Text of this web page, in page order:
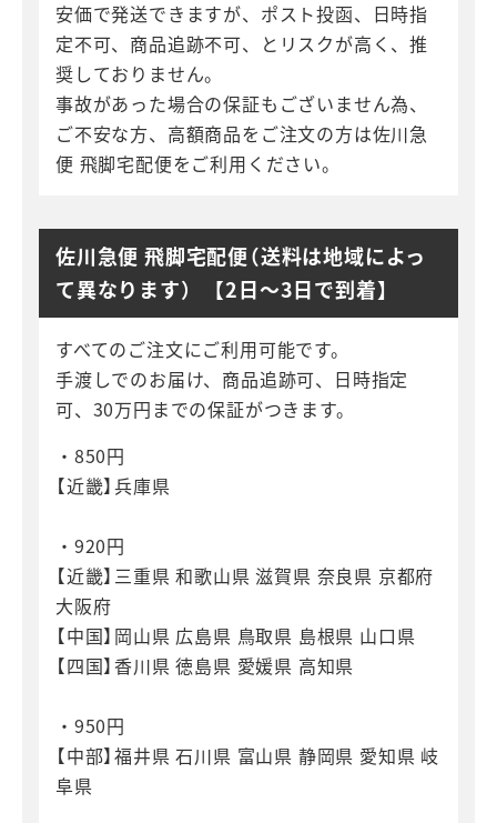
安価で発送できますが、ポスト投函、日時指
定不可、商品追跡不可、とリスクが高く、推
奨しておりません。
事故があった場合の保証もございません為、
ご不安な方、高額商品をご注文の方は佐川急
便 飛脚宅配便をご利用ください。
佐川急便 飛脚宅配便（送料は地域によっ
て異なります） 【2日～3日で到着】
すべてのご注文にご利用可能です。
手渡しでのお届け、商品追跡可、日時指定
可、30万円までの保証がつきます。
・850円
【近畿】兵庫県
・920円
【近畿】三重県 和歌山県 滋賀県 奈良県 京都府
大阪府
【中国】岡山県 広島県 鳥取県 島根県 山口県
【四国】香川県 徳島県 愛媛県 高知県
・950円
【中部】福井県 石川県 富山県 静岡県 愛知県 岐
阜県